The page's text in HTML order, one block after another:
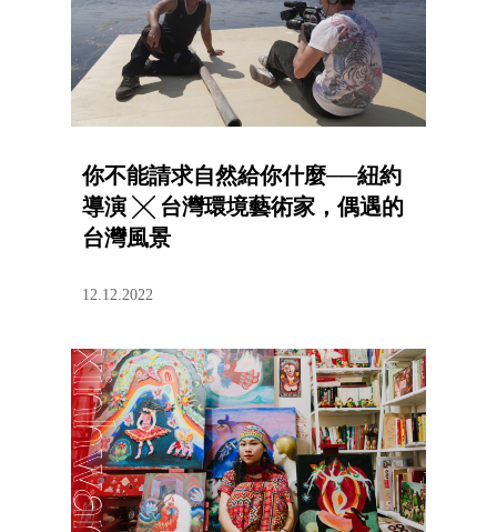
你不能請求自然給你什麼──紐約
導演 ╳ 台灣環境藝術家，偶遇的
台灣風景
12.12.2022